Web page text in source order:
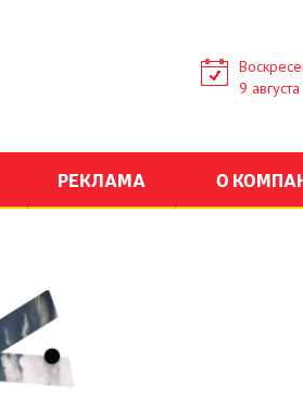
9 августа
РЕКЛАМА О